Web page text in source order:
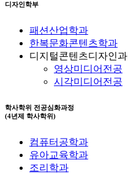
디자인학부
패션산업학과
한복문화콘텐츠학과
디지털콘텐츠디자인과
영상미디어전공
시각미디어전공
학사학위 전공심화과정
(4년제 학사학위)
컴퓨터공학과
유아교육학과
조리학과